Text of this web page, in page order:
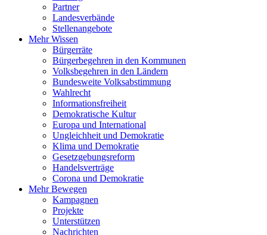
Partner
Landesverbände
Stellenangebote
Mehr Wissen
Bürgerräte
Bürgerbegehren in den Kommunen
Volksbegehren in den Ländern
Bundesweite Volksabstimmung
Wahlrecht
Informationsfreiheit
Demokratische Kultur
Europa und International
Ungleichheit und Demokratie
Klima und Demokratie
Gesetzgebungsreform
Handelsverträge
Corona und Demokratie
Mehr Bewegen
Kampagnen
Projekte
Unterstützen
Nachrichten